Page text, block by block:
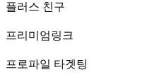
플러스 친구
프리미엄링크
프로파일 타겟팅